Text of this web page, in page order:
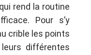
rend la routine
Pour s’y
crible les points
différentes